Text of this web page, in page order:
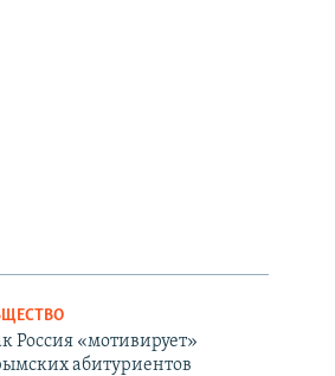
Россия «мотивирует»
абитуриентов